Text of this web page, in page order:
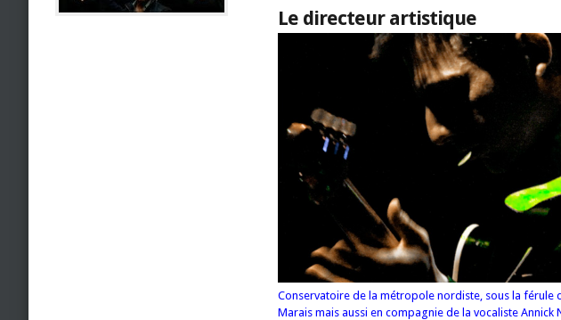
Le directeur artistique
Conservatoire de la métropole nordiste, sous la férule
Marais mais aussi en compagnie de la vocaliste Annick